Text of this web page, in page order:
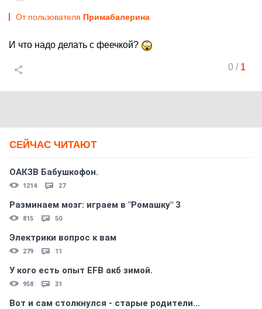
От пользователя Примaбaлерина
И что надо делать с феечкой?
0/ 1
СЕЙЧАС ЧИТАЮТ
ОАКЗВ Бабушкофон.
1214 27
Разминаем мозг: играем в "Ромашку" 3
815 50
Электрики вопрос к вам
279 11
У кого есть опыт EFB акб зимой.
958 31
Вот и сам столкнулся - старые родители...